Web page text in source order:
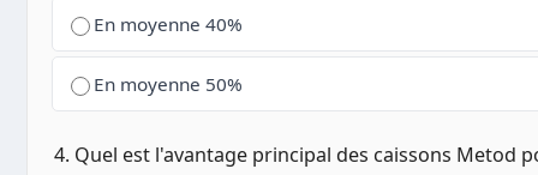
En moyenne 40%
En moyenne 50%
4. Quel est l'avantage principal des caissons Metod